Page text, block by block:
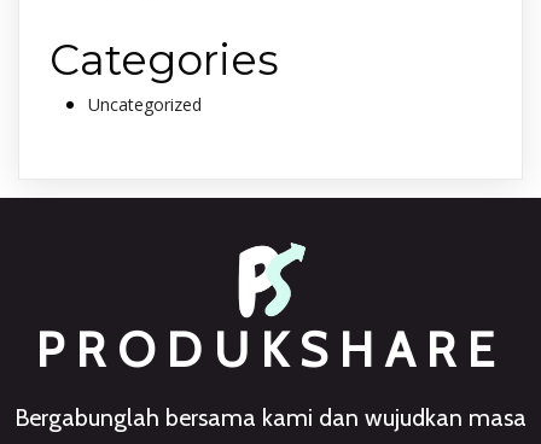
Categories
Uncategorized
PRODUKSHARE
Bergabunglah bersama kami dan wujudkan masa